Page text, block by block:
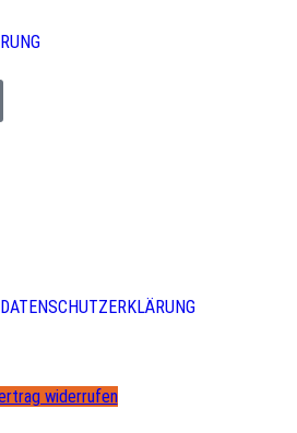
DATENSCHUTZERKLÄRUNG
widerrufen